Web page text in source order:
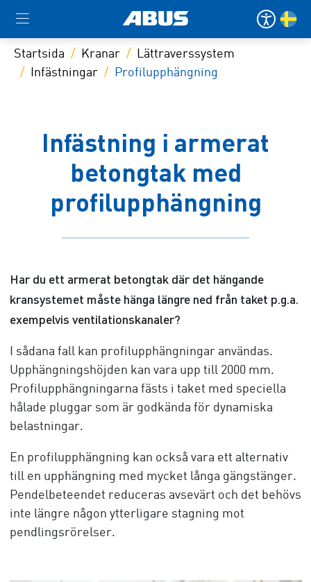
Startsida Kranar
Lättraverssystem
Infästningar
Profilupphängning
Infästning i armerat
betongtak med
profilupphängning
Har du ett armerat betongtak där det hängande
kransystemet måste hänga längre ned från taket p.g.a.
exempelvis ventilationskanaler?
I sådana fall kan profilupphängningar användas.
Upphängningshöjden kan vara upp till 2000 mm.
Profilupphängningarna fästs i taket med speciella
hålade pluggar som är godkända för dynamiska
belastningar.
En profilupphängning kan också vara ett alternativ
till en upphängning med mycket långa gängstänger.
Pendelbeteendet reduceras avsevärt och det behövs
inte längre någon ytterligare stagning mot
pendlingsrörelser.